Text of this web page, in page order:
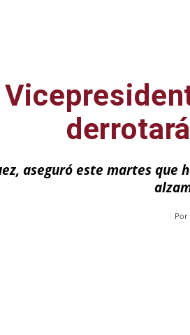
aseguró este martes
Por